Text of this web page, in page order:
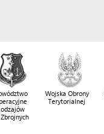
Zbrojnych
Wojska Obrony
Terytorialnej